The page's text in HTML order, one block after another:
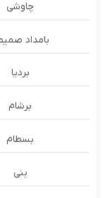
چاوشی
بامداد
بردیا
برشام
بسطام
بنی